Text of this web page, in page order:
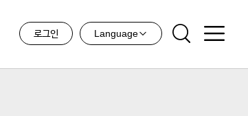
로그인 Language